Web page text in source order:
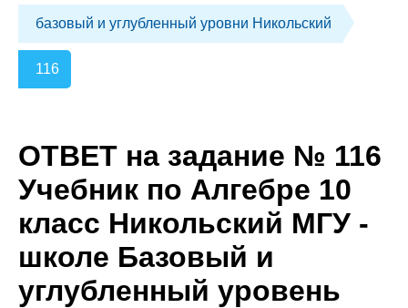
базовый и углубленный уровни Никольский
116
ОТВЕТ на задание № 116
Учебник по Алгебре 10
класс Никольский МГУ -
школе Базовый и
углубленный уровень